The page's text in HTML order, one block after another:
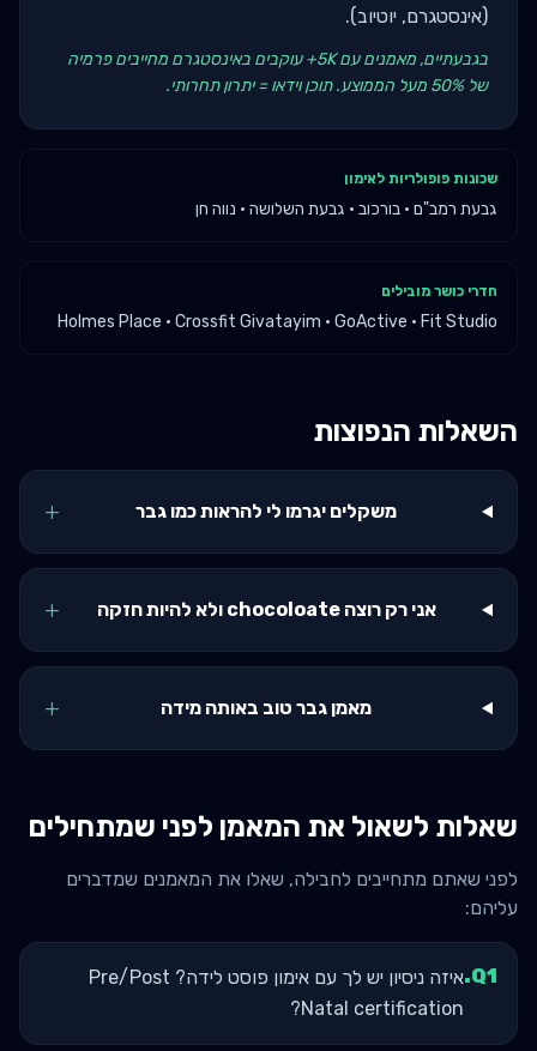
(אינסטגרם, יוטיוב).
בגבעתיים, מאמנים עם 5K+ עוקבים באינסטגרם מחייבים פרמיה
של 50% מעל הממוצע. תוכן וידאו = יתרון תחרותי.
שכונות פופולריות לאימון
גבעת רמב"ם · בורכוב · גבעת השלושה · נווה חן
חדרי כושר מובילים
Holmes Place · Crossfit Givatayim · GoActive · Fit Studio
השאלות הנפוצות
משקלים יגרמו לי להראות כמו גבר +
אני רק רוצה chocoloate ולא להיות חזקה +
מאמן גבר טוב באותה מידה +
שאלות לשאול את המאמן לפני שמתחילים
לפני שאתם מתחייבים לחבילה, שאלו את המאמנים שמדברים
עליהם:
Q1
.
איזה ניסיון יש לך עם אימון פוסט לידה? Pre/Post
Natal certification?